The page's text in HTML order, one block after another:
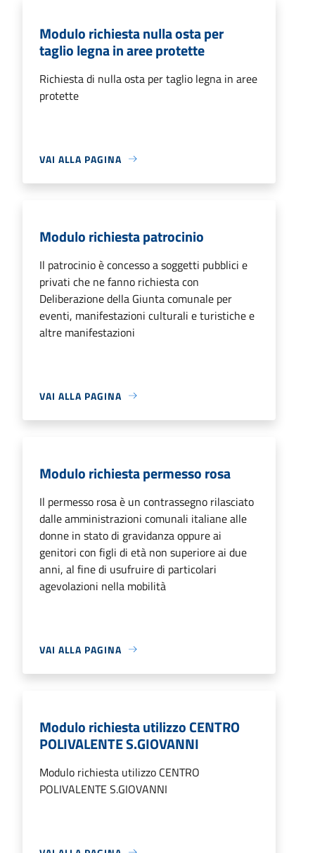
Modulo richiesta nulla osta per
taglio legna in aree protette
Richiesta di nulla osta per taglio legna in aree
protette
VAI ALLA PAGINA
Modulo richiesta patrocinio
Il patrocinio è concesso a soggetti pubblici e
privati che ne fanno richiesta con
Deliberazione della Giunta comunale per
eventi, manifestazioni culturali e turistiche e
altre manifestazioni
VAI ALLA PAGINA
Modulo richiesta permesso rosa
Il permesso rosa è un contrassegno rilasciato
dalle amministrazioni comunali italiane alle
donne in stato di gravidanza oppure ai
genitori con figli di età non superiore ai due
anni, al fine di usufruire di particolari
agevolazioni nella mobilità
VAI ALLA PAGINA
Modulo richiesta utilizzo CENTRO
POLIVALENTE S.GIOVANNI
Modulo richiesta utilizzo CENTRO
POLIVALENTE S.GIOVANNI